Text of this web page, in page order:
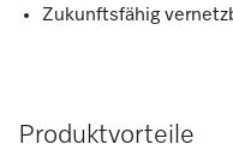
Zukunftsfähig
Produktvorteile